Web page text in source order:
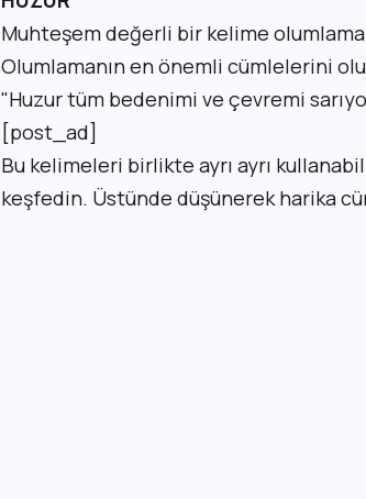
Muhteşem değerli bir kelime
Olumlamanın en önemli cümlelerini
"Huzur tüm bedenimi ve çevremi
[post_ad]
Bu kelimeleri birlikte ayrı ayrı
keşfedin. Üstünde düşünerek harika